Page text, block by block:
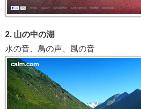
2. 山の中の湖
水の音、鳥の声、風の音